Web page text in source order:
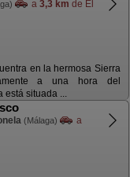
a 3,3 km de El
en la hermosa Sierra
a una hora del
está situada ...
(Málaga)
a